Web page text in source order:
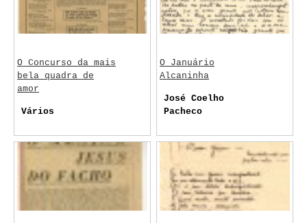
O Concurso da mais
bela quadra de
amor
Vários
O Januário
Alcaninha
José Coelho
Pacheco